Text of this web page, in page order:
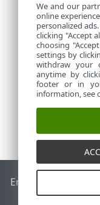
End of Life
We and our
online
personalized
clicking "Accept
choosing
settings by
withdraw your
anytime by
footer or in
information, see